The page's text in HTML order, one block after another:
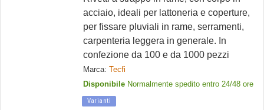
acciaio, ideali per lattoneria e coperture,
per fissare pluviali in rame, serramenti,
carpenteria leggera in generale. In
confezione da 100 e da 1000 pezzi
Marca: Tecfi
Disponibile Normalmente spedito entro 24/48 ore
Varianti